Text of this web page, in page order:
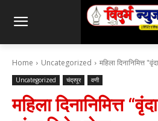
Home Uncategorized महिला दिनानिमित्त
Uncategorized चंद्रपूर वणी
महिला दिनानिमित्त